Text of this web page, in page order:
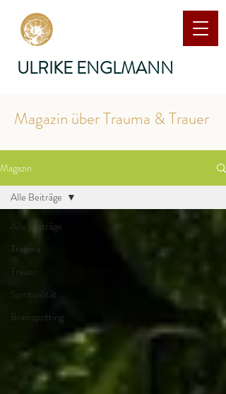
ULRIKE ENGLMANN
Magazin über Trauma & Trauer
Magazin
Alle Beiträge
Trauma
Trauer
Spiritualität
Brainspotting
Alle Beiträge